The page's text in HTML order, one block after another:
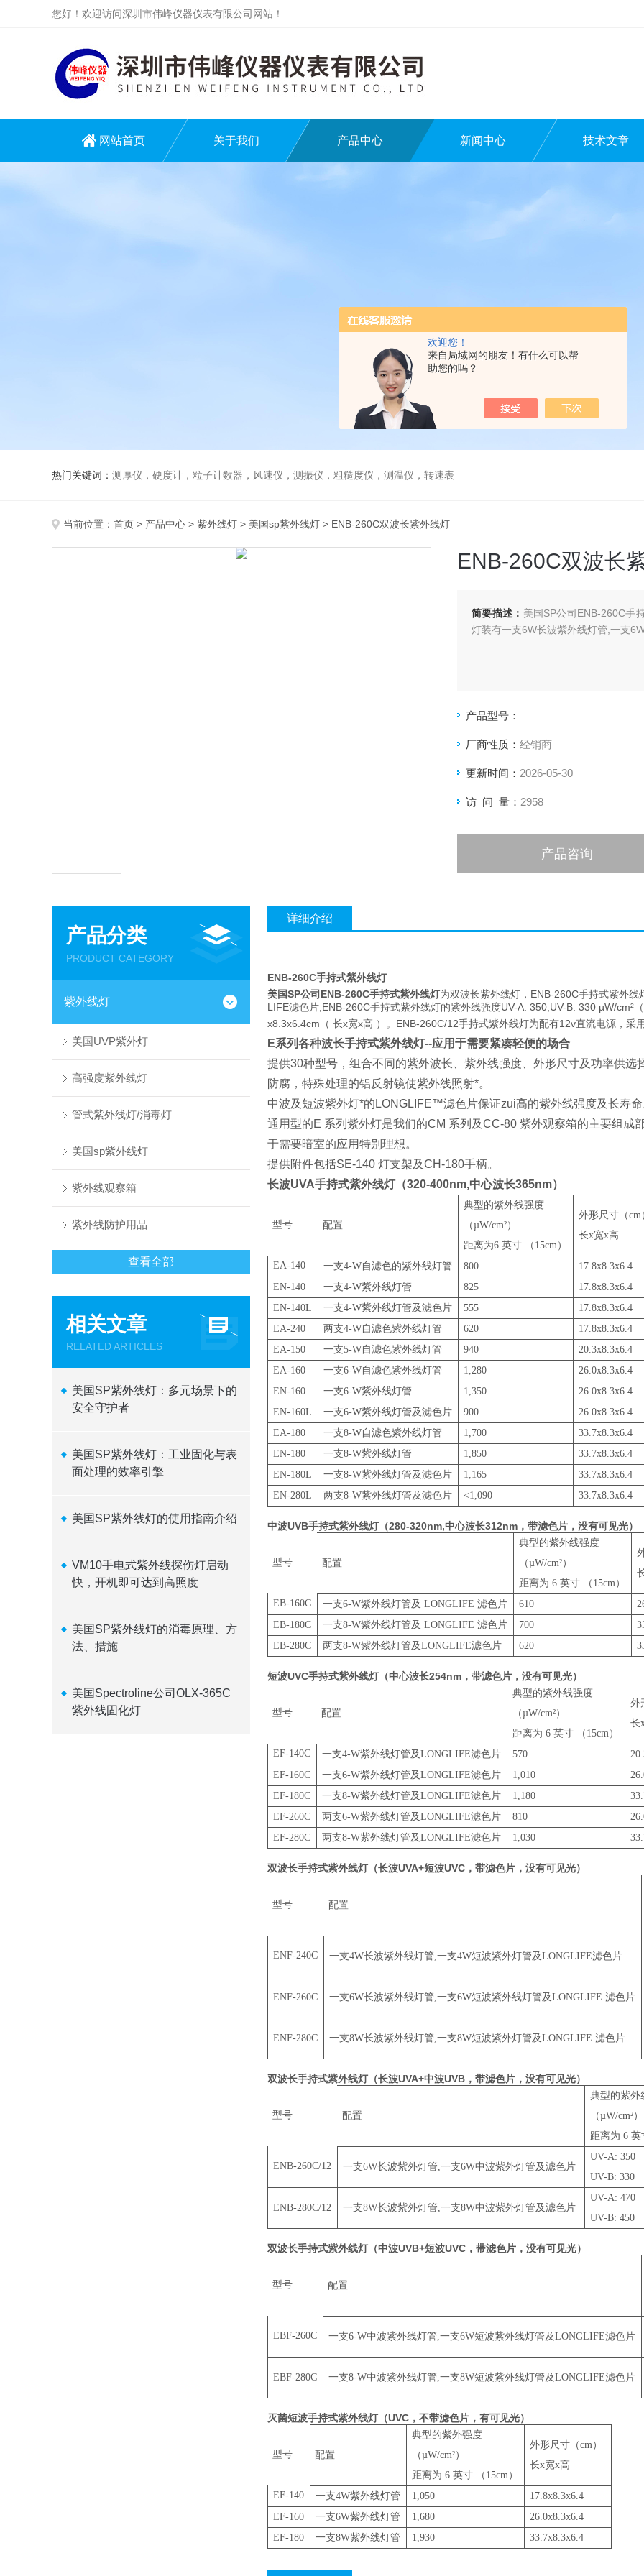
欢迎您！
来自局域网的朋友！有什么可以帮
助您的吗？
您好！欢迎访问深圳市伟峰仪器仪表有限公司网站！
网站首页 关于我们 产品中心 新闻中心 技术文章
热门关键词： 测厚仪，硬度计，粒子计数器，风速仪，测振仪，粗糙度仪，测温仪，转速表
当前位置： 首页 > 产品中心 > 紫外线灯 > 美国sp紫外线灯 > ENB-260C双波长紫外线灯
ENB-260C双波长
简要描述： 美国SP公司ENB-260C手
灯装有一支6W长波紫外线灯管,一支
产品型号：
厂商性质： 经销商
更新时间： 2026-05-30
访 问 量： 2958
产品咨询
产品分类
PRODUCT CATEGORY
紫外线灯
美国UVP紫外灯
高强度紫外线灯
管式紫外线灯/消毒灯
美国sp紫外线灯
紫外线观察箱
紫外线防护用品
查看全部
相关文章
RELATED ARTICLES
美国SP紫外线灯：多元场景下的
安全守护者
美国SP紫外线灯：工业固化与表
面处理的效率引擎
美国SP紫外线灯的使用指南介绍
VM10手电式紫外线探伤灯启动
快，开机即可达到高照度
美国SP紫外线灯的消毒原理、方
法、措施
美国Spectroline公司OLX-365C
紫外线固化灯
详细介绍
ENB-260C手持式紫外线灯
美国SP公司ENB-260C手持式紫外线灯为双波长紫外线灯，ENB-260C手持式紫外
LIFE滤色片,ENB-260C手持式紫外线灯的紫外线强度UV-A: 350,UV-B: 330 µW/
x8.3x6.4cm（ 长x宽x高 ）。ENB-260C/12手持式紫外线灯为配有12v直流电源，采
E系列各种波长手持式紫外线灯--应用于需要紧凑轻便的场合
提供30种型号，组合不同的紫外波长、紫外线强度、外形尺寸及功率供选
防腐，特殊处理的铝反射镜使紫外线照射*。
中波及短波紫外灯*的LONGLIFE™滤色片保证zui高的紫外线强度及长寿
通用型的E 系列紫外灯是我们的CM 系列及CC-80 紫外观察箱的主要组成
于需要暗室的应用特别理想。
提供附件包括SE-140 灯支架及CH-180手柄。
长波UVA手持式紫外线灯（320-400nm,中心波长365nm）
型号 配置
典型的紫外线强度
（µW/cm²）
距离为6 英寸 （15cm）
外形尺寸（
长x宽x高
EA-140 一支4-W自滤色的紫外线灯管 800
17.8x8.3x6.4
EN-140
一支4-W紫外线灯管 825
17.8x8.3x6.4
EN-140L
一支4-W紫外线灯管及滤色片 555
17.8x8.3x6.4
EA-240
两支4-W自滤色紫外线灯管 620
17.8x8.3x6.4
EA-150
一支5-W自滤色紫外线灯管 940
20.3x8.3x6.4
EA-160
一支6-W自滤色紫外线灯管 1,280
26.0x8.3x6.4
EN-160
一支6-W紫外线灯管 1,350
26.0x8.3x6.4
EN-160L
一支6-W紫外线灯管及滤色片 900
26.0x8.3x6.4
EA-180
一支8-W自滤色紫外线灯管 1,700
33.7x8.3x6.4
EN-180
一支8-W紫外线灯管 1,850
33.7x8.3x6.4
EN-180L
一支8-W紫外线灯管及滤色片 1,165
33.7x8.3x6.4
EN-280L
两支8-W紫外线灯管及滤色片 <1,090 33.7x8.3x6.4
中波UVB手持式紫外线灯（280-320nm,中心波长312nm，带滤色片，没有可见光）
型号 配置
典型的紫外线强度
（µW/cm²）
距离为 6 英寸 （15cm）
EB-160C 一支6-W紫外线灯管及 LONGLIFE 滤色片 610
EB-180C
一支8-W紫外线灯管及 LONGLIFE 滤色片 700
EB-280C
两支8-W紫外线灯管及LONGLIFE滤色片 620
短波UVC手持式紫外线灯（中心波长254nm，带滤色片，没有可见光）
型号 配置
典型的紫外线强度
（µW/cm²）
距离为 6 英寸 （15cm）
外
长
EF-140C 一支4-W紫外线灯管及LONGLIFE滤色片 570
EF-160C
一支6-W紫外线灯管及LONGLIFE滤色片 1,010
EF-180C
一支8-W紫外线灯管及LONGLIFE滤色片 1,180
EF-260C
两支6-W紫外线灯管及LONGLIFE滤色片 810
EF-280C
两支8-W紫外线灯管及LONGLIFE滤色片 1,030
双波长手持式紫外线灯（长波UVA+短波UVC，带滤色片，没有可见光）
型号 配置
ENF-240C 一支4W长波紫外线灯管,一支4W短波紫外灯管及LONGLIFE滤色片
ENF-260C 一支6W长波紫外线灯管,一支6W短波紫外线灯管及LONGLIFE 滤色片
ENF-280C 一支8W长波紫外线灯管,一支8W短波紫外灯管及LONGLIFE 滤色片
双波长手持式紫外线灯（长波UVA+中波UVB，带滤色片，没有可见光）
型号 配置
典型的紫外
（µW/cm²）
距离为 6 英
ENB-260C/12 一支6W长波紫外灯管,一支6W中波紫外灯管及滤色片
UV-A: 350
UV-B: 330
ENB-280C/12 一支8W长波紫外灯管,一支8W中波紫外灯管及滤色片
UV-A: 470
UV-B: 450
双波长手持式紫外线灯（中波UVB+短波UVC，带滤色片，没有可见光）
型号 配置
EBF-260C 一支6-W中波紫外线灯管,一支6W短波紫外线灯管及LONGLIFE滤色片
EBF-280C 一支8-W中波紫外线灯管,一支8W短波紫外线灯管及LONGLIFE滤色片
灭菌短波手持式紫外线灯（UVC，不带滤色片，有可见光）
型号 配置
典型的紫外强度
（µW/cm²）
距离为 6 英寸 （15cm）
外形尺寸（cm）
长x宽x高
EF-140 一支4W紫外线灯管 1,050
17.8x8.3x6.4
EF-160
一支6W紫外线灯管 1,680
26.0x8.3x6.4
EF-180
一支8W紫外线灯管 1,930 33.7x8.3x6.4